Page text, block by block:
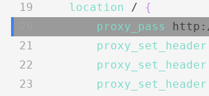
location /
{
proxy_pass
proxy_set_header
proxy_set_header
proxy_set_header